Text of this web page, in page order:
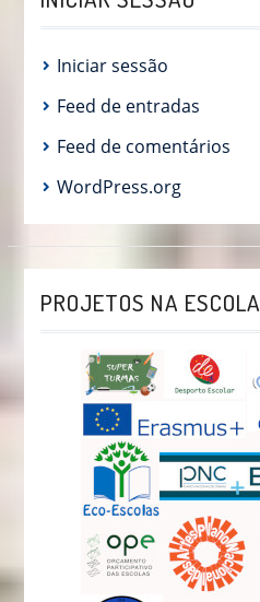
Iniciar sessão
Feed de entradas
Feed de comentários
WordPress.org
PROJETOS NA ESCOLA